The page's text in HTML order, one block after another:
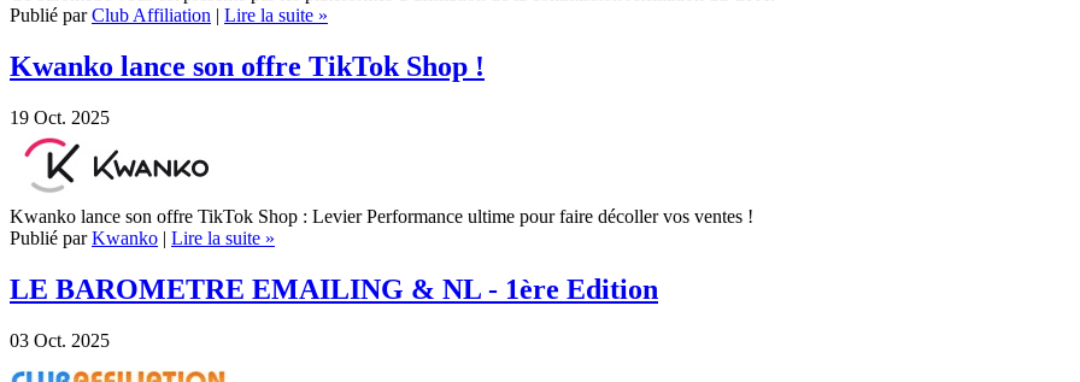
Publié parClub Affiliation | Lire la suite »
Kwanko lance son offre TikTok Shop !
19 Oct. 2025
Kwanko lance son offre TikTok Shop : Levier Performance ultime pour faire décoller vos ventes !
Publié parKwanko | Lire la suite »
LE BAROMETRE EMAILING & NL - 1ère Edition
03 Oct. 2025